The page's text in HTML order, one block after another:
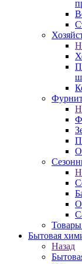
Товары
Бытовая
Назад